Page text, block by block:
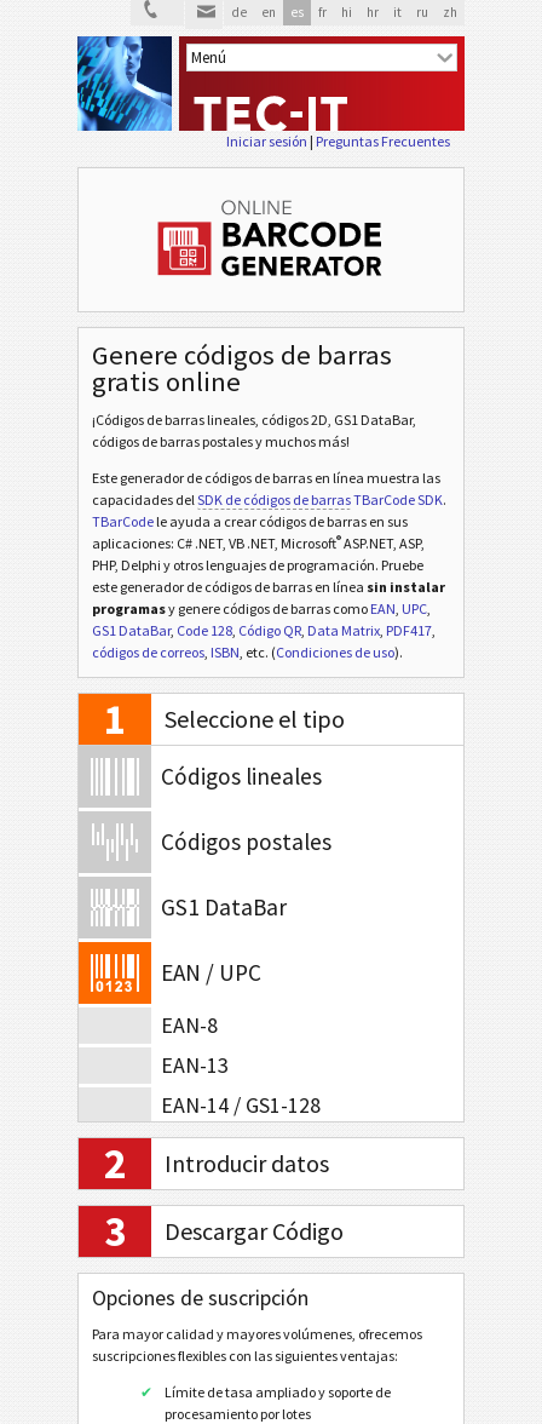
de en es fr hi hr it ru zh
Iniciar sesión | Preguntas Frecuentes
Genere códigos de barras
gratis online
¡Códigos de barras lineales, códigos 2D, GS1 DataBar,
códigos de barras postales y muchos más!
Este generador de códigos de barras en línea muestra las
capacidades delSDK de códigos de barrasTBarCode SDK.
TBarCode le ayuda a crear códigos de barras en sus
aplicaciones: C# .NET, VB .NET, Microsoft®ASP.NET, ASP,
PHP, Delphi y otros lenguajes de programación. Pruebe
este generador de códigos de barras en línea sin instalar
programasy genere códigos de barras como EAN, UPC,
GS1 DataBar, Code 128, Código QR, Data Matrix, PDF417,
códigos de correos, ISBN, etc. (Condiciones de uso).
1 Seleccione el tipo
Códigos lineales
Códigos postales
GS1 DataBar
EAN / UPC
EAN-8
EAN-13
EAN-14 / GS1-128
EAN-8 Compuesto
EAN-13 Compuesto
UPC-A
UPC-E
UPC-A Compuesto
UPC-E Compuesto
Códigos 2D
2 Introducir datos
3 Descargar Código
Opciones de suscripción
Para mayor calidad y mayores volúmenes, ofrecemos
suscripciones flexibles con las siguientes ventajas:
Límite de tasa ampliado y soporte de
procesamiento por lotes